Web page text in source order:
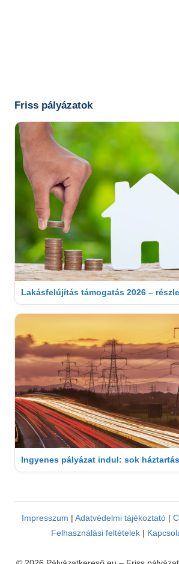
Friss pályázatok
Lakásfelújítás támogatás 2026 –
Ingyenes pályázat indul: sok
Impresszum | Adatvédelmi tájékoztató|
Felhasználási feltételek |